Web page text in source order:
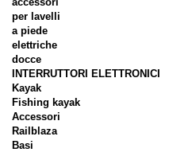
per lavelli
a piede
elettriche
docce
INTERRUTTORI ELETTRONICI
Kayak
Fishing kayak
Accessori
Railblaza
Basi